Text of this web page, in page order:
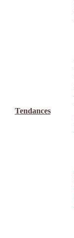
Tendances